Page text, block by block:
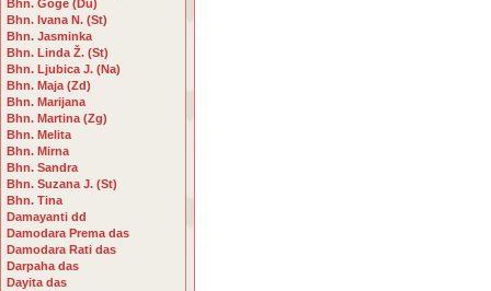
Bhn. Goge (Du)
Bhn. Ivana N. (St)
Bhn. Jasminka
Bhn. Linda Ž. (St)
Bhn. Ljubica J. (Na)
Bhn. Maja (Zd)
Bhn. Marijana
Bhn. Martina (Zg)
Bhn. Melita
Bhn. Mirna
Bhn. Sandra
Bhn. Suzana J. (St)
Bhn. Tina
Damayanti dd
Damodara Prema das
Damodara Rati das
Darpaha das
Dayita das